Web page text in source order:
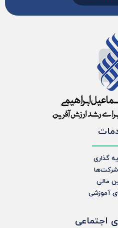
گذاری
مالی
آموزشی
اجتماعی